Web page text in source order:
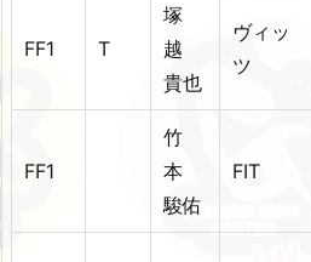
FF1 T
塚
越
貴也
ヴィッ
ツ
FF1
竹
本
駿佑
FIT